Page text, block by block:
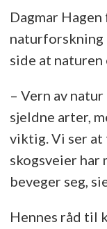
Dagmar
naturforskning
side at naturen
– Vern av
sjeldne arter,
viktig. Vi ser at
skogsveier har
beveger seg,
Hennes råd til